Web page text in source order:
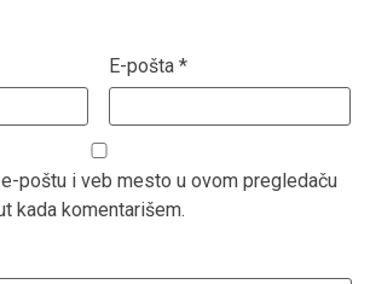
E-pošta *
poštu i veb mesto u ovom pregledaču
kada komentarišem.